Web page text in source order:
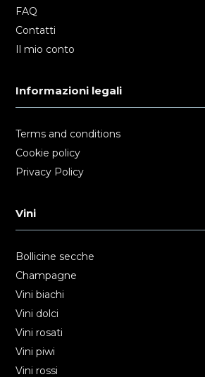
FAQ
Contatti
Il mio conto
Informazioni legali
Terms and conditions
Cookie policy
Privacy Policy
Vini
Bollicine secche
Champagne
Vini biachi
Vini dolci
Vini rosati
Vini piwi
Vini rossi